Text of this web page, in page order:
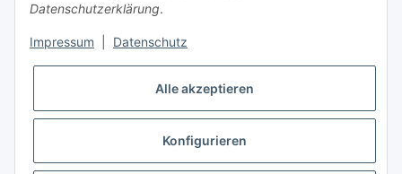
Vertrag widerrufen
Datenschutzerklärung.
Impressum Datenschutz
Alle akzeptieren
Konfigurieren